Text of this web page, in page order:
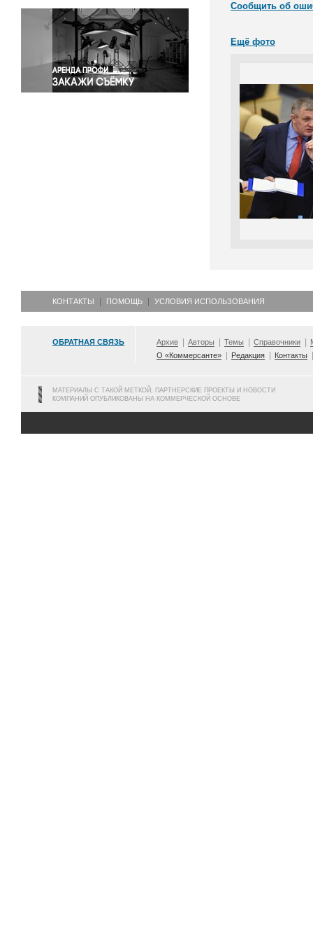
Светская жизнь
Спорт
Экология
Экономика и бизнес
Сообщить об
Ещё фото
КОНТАКТЫ ПОМОЩЬ УСЛОВИЯ ИСПОЛЬЗОВАНИЯ
ОБРАТНАЯ СВЯЗЬ Архив Авторы Темы Справочники
О «Коммерсанте»
Редакция Контакты
МАТЕРИАЛЫ С ТАКОЙ МЕТКОЙ, ПАРТНЕРСКИЕ ПРОЕКТЫ И НОВОСТИ
КОМПАНИЙ ОПУБЛИКОВАНЫ НА КОММЕРЧЕСКОЙ ОСНОВЕ